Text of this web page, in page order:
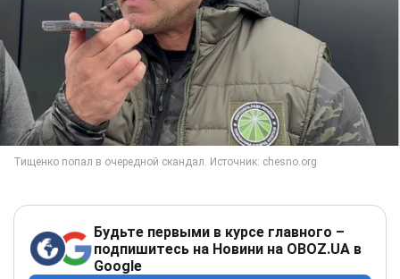
Будьте первыми в курсе главного –
подпишитесь на Новини на OBOZ.UA в
Google